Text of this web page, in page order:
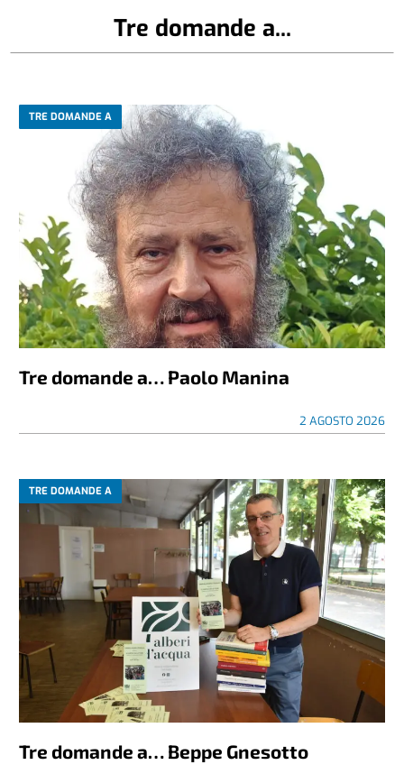
Tre domande a...
TRE DOMANDE A
Tre domande a… Paolo Manina
2 AGOSTO 2026
TRE DOMANDE A
Tre domande a… Beppe Gnesotto